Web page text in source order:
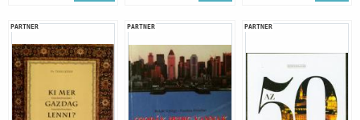
PARTNER PARTNER PARTNER